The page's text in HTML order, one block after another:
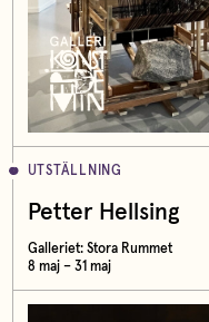
UTSTÄLLNING
Petter Hellsing
Galleriet: Stora Rummet
8 maj – 31 maj